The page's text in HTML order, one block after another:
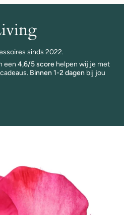
sinds 2022.
een 4,6/5 score helpen wij je met
Binnen 1-2 dagen bij jou